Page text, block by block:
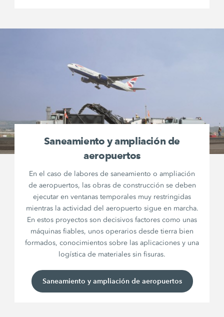
Saneamiento y ampliación de
aeropuertos
En el caso de labores de saneamiento o ampliación
de aeropuertos, las obras de construcción se deben
ejecutar en ventanas temporales muy restringidas
mientras la actividad del aeropuerto sigue en marcha.
En estos proyectos son decisivos factores como unas
máquinas fiables, unos operarios desde tierra bien
formados, conocimientos sobre las aplicaciones y una
logística de materiales sin fisuras.
Saneamiento y ampliación de aeropuertos